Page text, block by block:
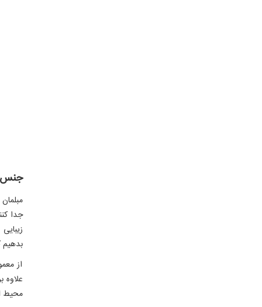
جنس
جدا
بدهیم
از
محیط